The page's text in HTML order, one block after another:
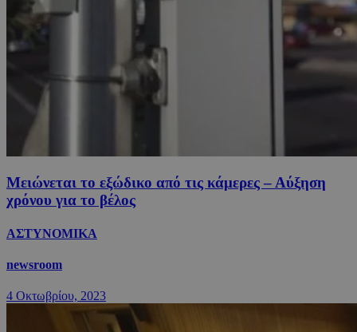
Μειώνεται το εξώδικο από τις κάμερες – Αύξηση
χρόνου για το βέλος
ΑΣΤΥΝΟΜΙΚΑ
newsroom
4 Οκτωβρίου, 2023